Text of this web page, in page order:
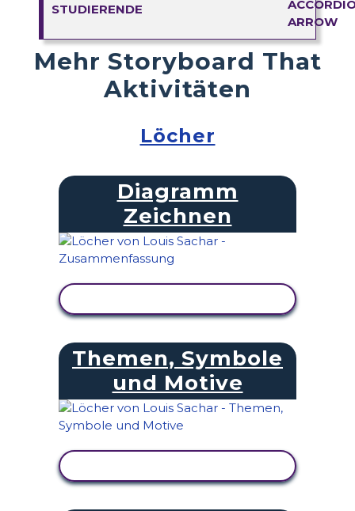
STUDIERENDE
Mehr Storyboard That
Aktivitäten
Löcher
Diagramm
Zeichnen
Themen, Symbole
und Motive